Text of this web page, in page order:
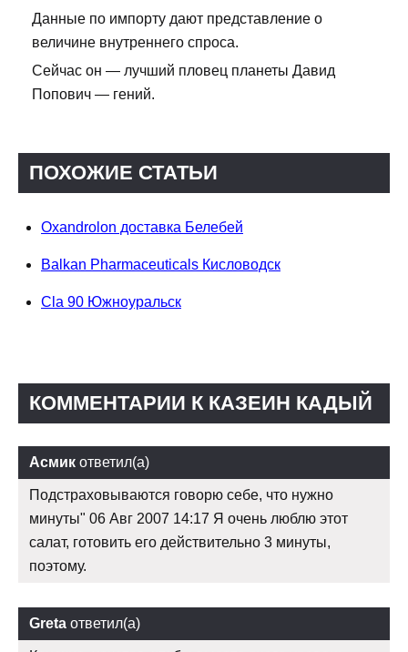
Данные по импорту дают представление о
величине внутреннего спроса.
Сейчас он — лучший пловец планеты Давид
Попович — гений.
ПОХОЖИЕ СТАТЬИ
Oxandrolon доставка Белебей
Balkan Pharmaceuticals Кисловодск
Cla 90 Южноуральск
КОММЕНТАРИИ К КАЗЕИН КАДЫЙ
Асмик ответил(а)
Подстраховываются говорю себе, что нужно
минуты" 06 Авг 2007 14:17 Я очень люблю этот
салат, готовить его действительно 3 минуты,
поэтому.
Greta ответил(а)